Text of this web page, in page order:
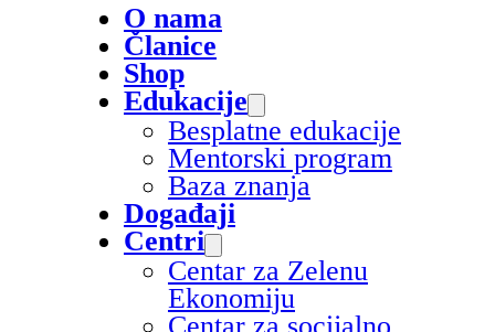
O nama
Članice
Shop
Edukacije
Besplatne edukacije
Mentorski program
Baza znanja
Događaji
Centri
Centar za Zelenu
Ekonomiju
Centar za socijalno